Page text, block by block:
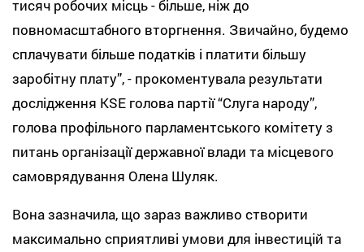
тисяч робочих місць - більше, ніж до
повномасштабного вторгнення. Звичайно, будемо
сплачувати більше податків і платити більшу
заробітну плату”, - прокоментувала результати
дослідження KSE голова партії “Слуга народу”,
голова профільного парламентського комітету з
питань організації державної влади та місцевого
самоврядування Олена Шуляк.
Вона зазначила, що зараз важливо створити
максимально сприятливі умови для інвестицій та